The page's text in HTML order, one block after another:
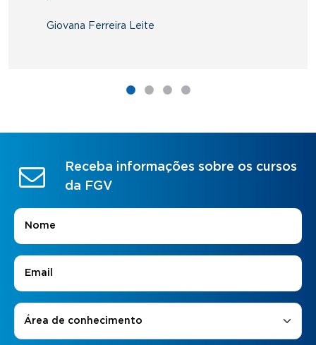
Giovana Ferreira Leite
Receba informações sobre os cursos
da FGV
Nome
E-mail
Áreas de Interesse
Área de conhecimento